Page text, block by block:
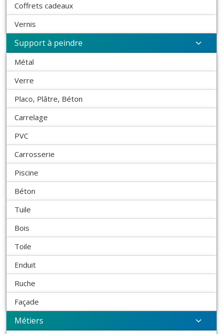
Coffrets cadeaux
Vernis
Support à peindre
Métal
Verre
Placo, Plâtre, Béton
Carrelage
PVC
Carrosserie
Piscine
Béton
Tuile
Bois
Toile
Enduit
Ruche
Façade
Métiers